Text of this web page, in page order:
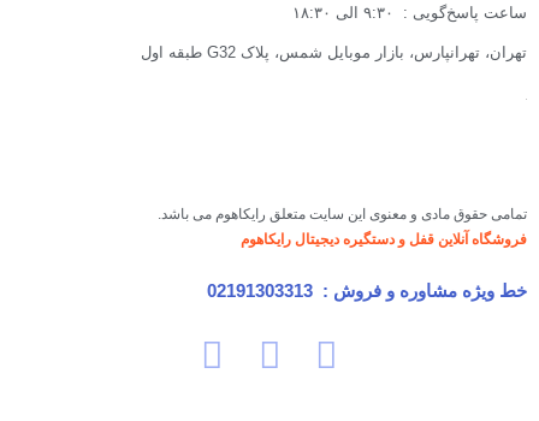
ساعت پاسخ‌گویی : ۹:۳۰ الی ۱۸:۳۰
تهران، تهرانپارس، بازار موبایل شمس، پلاک G32 طبقه اول
تمامی حقوق مادی و معنوی این سایت متعلق رایکاهوم می باشد.
فروشگاه آنلاین قفل و دستگیره دیجیتال رایکاهوم
خط ویژه مشاوره و فروش : 02191303313